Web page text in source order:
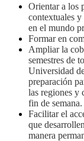
Orientar a los
contextuales
en el mundo
Formar en
Ampliar la
semestres de
Universidad
preparación
las regiones y
fin de semana.
Facilitar el
que
manera